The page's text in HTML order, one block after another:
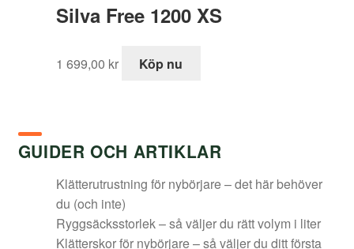
Silva Free 1200 XS
1 699,00 kr Köp nu
GUIDER OCH ARTIKLAR
Klätterutrustning för nybörjare – det här behöver
du (och inte)
Ryggsäcksstorlek – så väljer du rätt volym i liter
Klätterskor för nybörjare – så väljer du ditt första